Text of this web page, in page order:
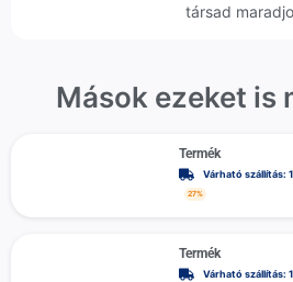
társad
Mások ezeket is
Termék
Várható szállítás:
27%
Termék
Várható szállítás: